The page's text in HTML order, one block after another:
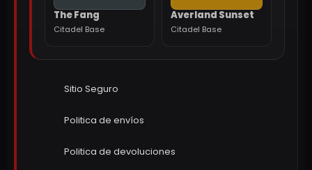
The Fang
Citadel Base
Averland Sunset
Citadel Base
Sitio Seguro
Politica de envíos
Politica de devoluciones